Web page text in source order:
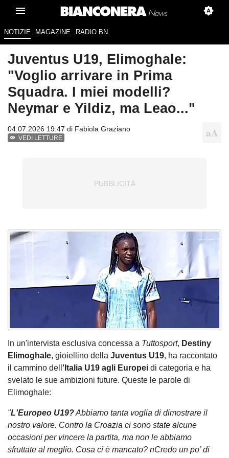
NOTIZIE MAGAZINE RADIO BN
Juventus U19, Elimoghale:
"Voglio arrivare in Prima
Squadra. I miei modelli?
Neymar e Yildiz, ma Leao..."
04.07.2026 19:47 di Fabiola Graziano
VEDI LETTURE
In un'intervista esclusiva concessa a Tuttosport, Destiny
Elimoghale, gioiellino della Juventus U19, ha raccontato
il cammino dell 'Italia U19 agli Europei di categoria e ha
svelato le sue ambizioni future. Queste le parole di
Elimoghale:
"L'Europeo U19?Abbiamo tanta voglia di dimostrare il
nostro valore. Contro la Croazia ci sono state alcune
occasioni per vincere la partita, ma non le abbiamo
sfruttate al meglio. Cosa ci è mancato? nCredo un po’ di